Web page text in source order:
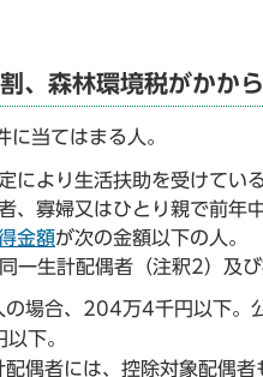
、森林環境税がかか
に当てはまる人。
により生活扶助を受けている
、寡婦又はひとり親で前年
金額が次の金額以下の人。
一生計配偶者（注釈2）及
の場合、204万4千円以下
下。
配偶者には、控除対象配偶者